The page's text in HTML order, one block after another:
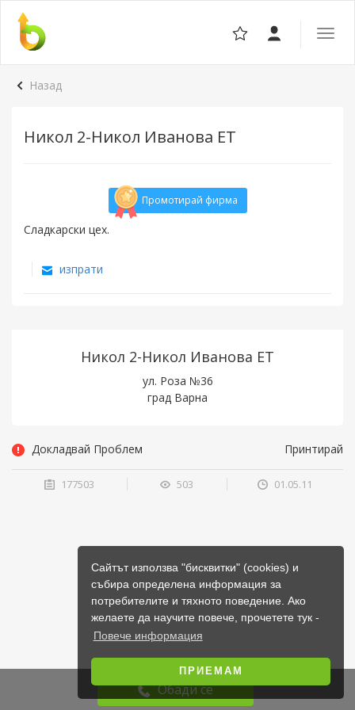
Сайтът използва "бисквитки" (cookies) и
събира определена информация за
потребителите и тяхното поведение. Ако
желаете да научите повече, прочетете тук -
Повече информация
ПРИЕМАМ
Назад
Никол 2-Никол Иванова ЕТ
Промотирай фирма
Сладкарски цех.
изпрати
Никол 2-Никол Иванова ЕТ
ул. Роза №36
град Варна
Обади се
Докладвай Проблем Принтирай
177503 503 01.05.11